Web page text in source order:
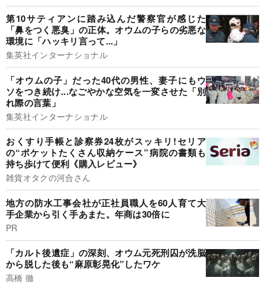
第10サティアンに踏み込んだ警察官が感じた
「鼻をつく悪臭」の正体。オウムの子らの劣悪な
環境に「ハッキリ言って...」
集英社インターナショナル
「オウムの子」だった40代の男性、妻子にもウ
ソをつき続け...なごやかな空気を一変させた「別
れ際の言葉」
集英社インターナショナル
おくすり手帳と診察券24枚がスッキリ!セリア
の“ポケットたくさん収納ケース”病院の書類も
持ち歩けて便利《購入レビュー》
雑貨オタクの河合さん
地方の防水工事会社が正社員職人を60人育て大
手企業から引く手あまた。年商は30倍に
PR
「カルト後遺症」の深刻、オウム元死刑囚が洗脳
から脱した後も“麻原彰晃化”したワケ
高橋 徹